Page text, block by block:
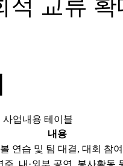
적 교류
사업내용 테이블
내용
연습 및 팀 대결, 대회 참여
, 내·외부 공연, 봉사활동